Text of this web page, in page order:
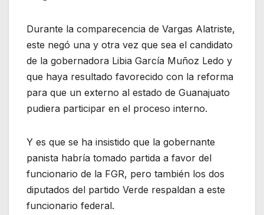
Durante la comparecencia de Vargas Alatriste,
este negó una y otra vez que sea el candidato
de la gobernadora Libia García Muñoz Ledo y
que haya resultado favorecido con la reforma
para que un externo al estado de Guanajuato
pudiera participar en el proceso interno.
Y es que se ha insistido que la gobernante
panista habría tomado partida a favor del
funcionario de la FGR, pero también los dos
diputados del partido Verde respaldan a este
funcionario federal.